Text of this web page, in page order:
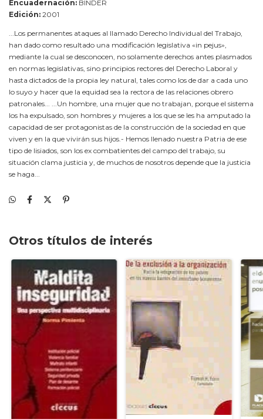
Encuadernación: BINDER
Edición: 2001
...Los permanentes ataques al llamado Derecho Individual del Trabajo,
han dado como resultado una modificación legislativa «in pejus»,
mediante la cual se desconocen, no solamente derechos antes plasmados
en normas legislativas, sino principios rectores del Derecho Laboral y
hasta dictados de la propia ley natural, tales como los de dar a cada uno
lo suyo y hacer que la equidad sea la rectora de las relaciones obrero
patronales... ...Un hombre, una mujer que no trabajan, porque el sistema
los ha expulsado, son hombres y mujeres a los que se les ha amputado la
capacidad de ser protagonistas de la construcción de la sociedad en que
viven y en la que vivirán sus hijos.- Hemos llenado nuestra Patria de ese
tipo de lisiados, son los ex combatientes del campo del trabajo, su
situación clama justicia y, de muchos de nosotros depende que la justicia
se haga...
Otros títulos de interés